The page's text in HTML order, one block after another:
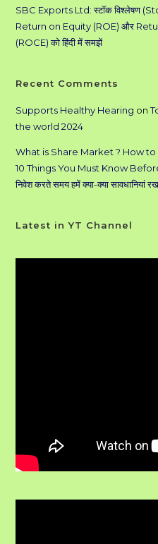
SBC Exports Ltd: स्टॉक विश्लेषण
Return on Equity (ROE) और
(ROCE) को हिंदी में समझें
Recent Comments
Supports Healthy Hearing on
the world 2024
What is Share Market ? How to
10 Things You Must Know
निवेश करते समय हमें क्या-क्या सावधानियां
Latest in YT Channel